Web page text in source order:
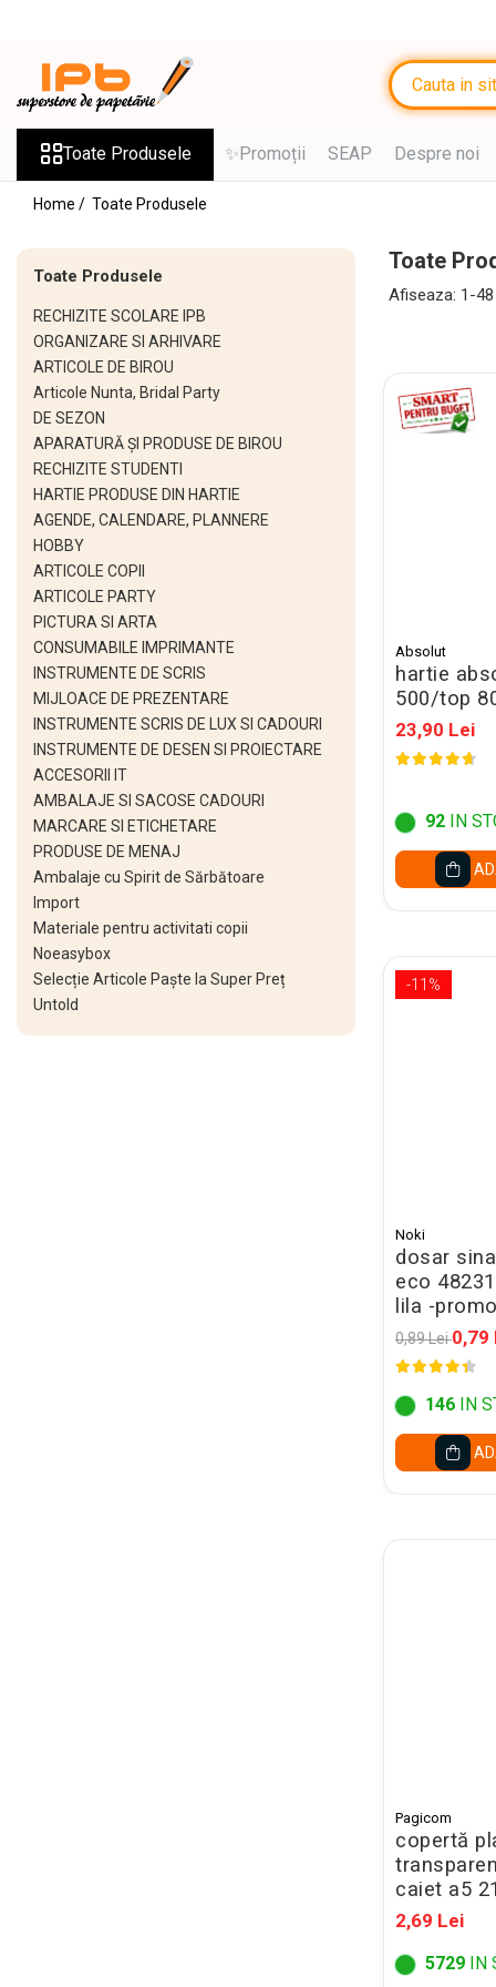
Toate Produsele
Ghiozdane, Rucsacuri, Trolere
Penare, Etuiuri, Necessaire
Caiete
subiecte
Caiete de Calitate
Blocuri de desen
Coperți
Stilouri si Rollere cu Cerneala
Cerneala Stilouri, Patroane
cerneala
Creioane colorate
Creioane
Carioci
Creioane cerate colorate
Instrumente pentru scris kids
Jocuri Educative si Puzzle-uri
Pilot Frixion
Corector fluid cu pasta
corectoare
Pic cu rescriere
Ascutitori
Acuarele
Acuarele Tempera la bucata
Set acuarele tempera
Toate Produsele ✨Promoții SEAP Despre noi
Home / Toate Produsele
Toate
Toate Produsele
RECHIZITE SCOLARE IPB
ORGANIZARE SI ARHIVARE
ARTICOLE DE BIROU
Articole Nunta, Bridal Party
DE SEZON
APARATURĂ ȘI PRODUSE DE BIROU
RECHIZITE STUDENTI
HARTIE PRODUSE DIN HARTIE
AGENDE, CALENDARE, PLANNERE
HOBBY
ARTICOLE COPII
ARTICOLE PARTY
PICTURA SI ARTA
CONSUMABILE IMPRIMANTE
INSTRUMENTE DE SCRIS
MIJLOACE DE PREZENTARE
INSTRUMENTE SCRIS DE LUX SI CADOURI
INSTRUMENTE DE DESEN SI PROIECTARE
ACCESORII IT
AMBALAJE SI SACOSE CADOURI
MARCARE SI ETICHETARE
PRODUSE DE MENAJ
Ambalaje cu Spirit de Sărbătoare
Import
Materiale pentru activitati copii
Noeasybox
Selecție Articole Paște la Super Preț
Untold
Afiseaza: 1-48
Absolut
hartie
500/top
23,90 Lei
92 IN
-11%
Noki
dosar
eco
lila -promo
0,89 Lei0,79
146 IN
Pagicom
copertă
caiet a5
2,69 Lei
5729 IN